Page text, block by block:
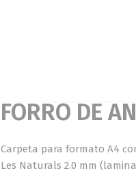
FORRO DE
Carpeta para formato A4
Les Naturals 2.0 mm